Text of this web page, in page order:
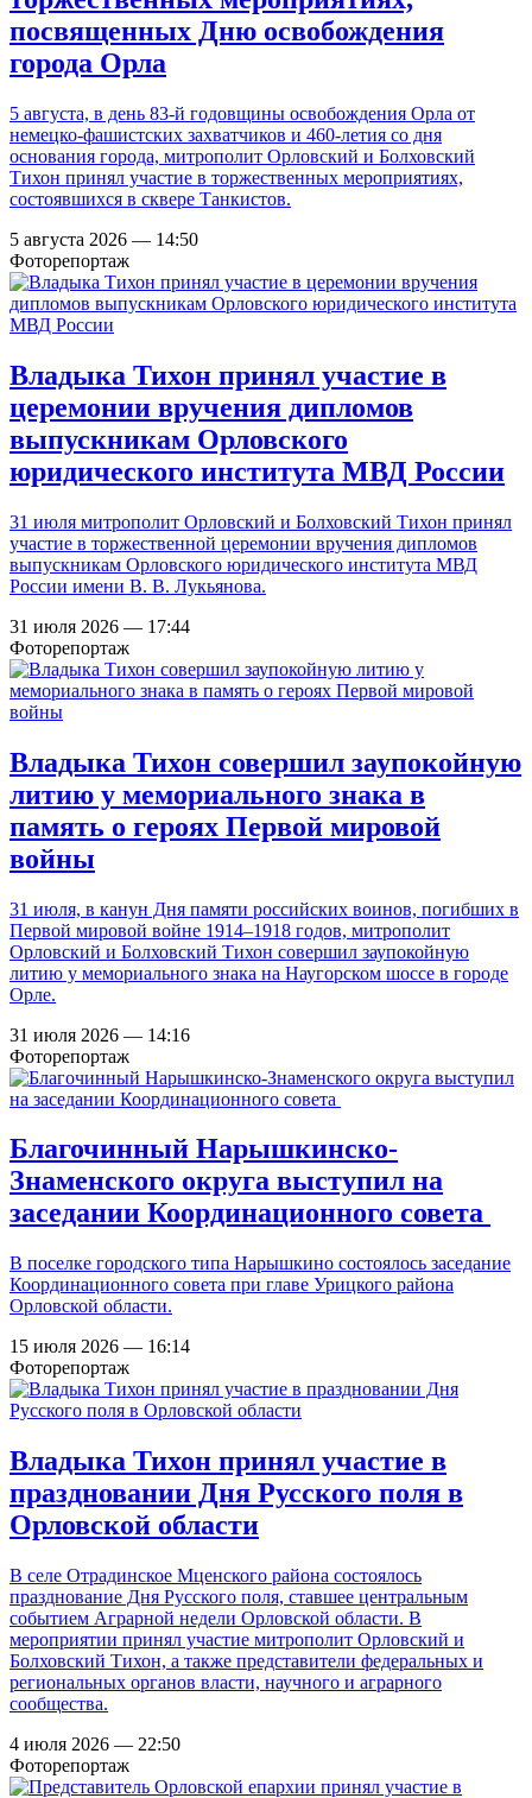
посвященных Дню освобождения
города Орла
5 августа, в день 83-й годовщины освобождения Орла от
немецко-фашистских захватчиков и 460-летия со дня
основания города, митрополит Орловский и Болховский
Тихон принял участие в торжественных мероприятиях,
состоявшихся в сквере Танкистов.
5 августа 2026 — 14:50
Фоторепортаж
Владыка Тихон принял участие в
церемонии вручения дипломов
выпускникам Орловского
юридического института МВД России
31 июля митрополит Орловский и Болховский Тихон принял
участие в торжественной церемонии вручения дипломов
выпускникам Орловского юридического института МВД
России имени В. В. Лукьянова.
31 июля 2026 — 17:44
Фоторепортаж
Владыка Тихон совершил заупокойную
литию у мемориального знака в
память о героях Первой мировой
войны
31 июля, в канун Дня памяти российских воинов, погибших в
Первой мировой войне 1914–1918 годов, митрополит
Орловский и Болховский Тихон совершил заупокойную
литию у мемориального знака на Наугорском шоссе в городе
Орле.
31 июля 2026 — 14:16
Фоторепортаж
Благочинный Нарышкинско-
Знаменского округа выступил на
заседании Координационного совета
В поселке городского типа Нарышкино состоялось заседание
Координационного совета при главе Урицкого района
Орловской области.
15 июля 2026 — 16:14
Фоторепортаж
Владыка Тихон принял участие в
праздновании Дня Русского поля в
Орловской области
В селе Отрадинское Мценского района состоялось
празднование Дня Русского поля, ставшее центральным
событием Аграрной недели Орловской области. В
мероприятии принял участие митрополит Орловский и
Болховский Тихон, а также представители федеральных и
региональных органов власти, научного и аграрного
сообщества.
4 июля 2026 — 22:50
Фоторепортаж